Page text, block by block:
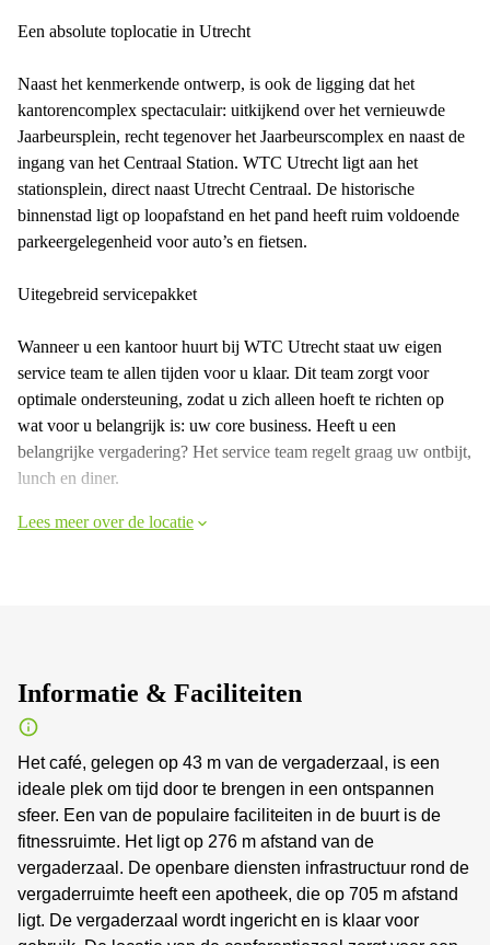
Een absolute toplocatie in Utrecht
Naast het kenmerkende ontwerp, is ook de ligging dat het
kantorencomplex spectaculair: uitkijkend over het vernieuwde
Jaarbeursplein, recht tegenover het Jaarbeurscomplex en naast de
ingang van het Centraal Station. WTC Utrecht ligt aan het
stationsplein, direct naast Utrecht Centraal. De historische
binnenstad ligt op loopafstand en het pand heeft ruim voldoende
parkeergelegenheid voor auto’s en fietsen.
Uitegebreid servicepakket
Wanneer u een kantoor huurt bij WTC Utrecht staat uw eigen
service team te allen tijden voor u klaar. Dit team zorgt voor
optimale ondersteuning, zodat u zich alleen hoeft te richten op
wat voor u belangrijk is: uw core business. Heeft u een
belangrijke vergadering? Het service team regelt graag uw ontbijt,
lunch en diner.
Lees meer over de locatie
Informatie & Faciliteiten
Het café, gelegen op 43 m van de vergaderzaal, is een
ideale plek om tijd door te brengen in een ontspannen
sfeer. Een van de populaire faciliteiten in de buurt is de
fitnessruimte. Het ligt op 276 m afstand van de
vergaderzaal. De openbare diensten infrastructuur rond de
vergaderruimte heeft een apotheek, die op 705 m afstand
ligt. De vergaderzaal wordt ingericht en is klaar voor